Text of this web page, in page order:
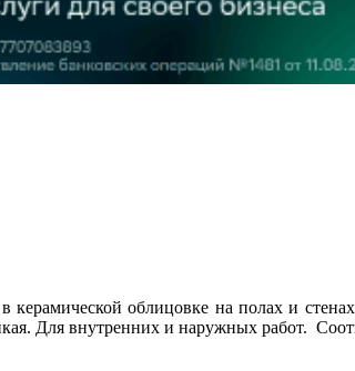
керамической облицовке на полах и
Для внутренних и наружных работ.